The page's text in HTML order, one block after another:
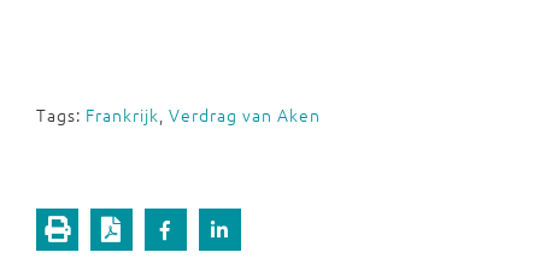
Tags: Frankrijk Verdrag van Aken